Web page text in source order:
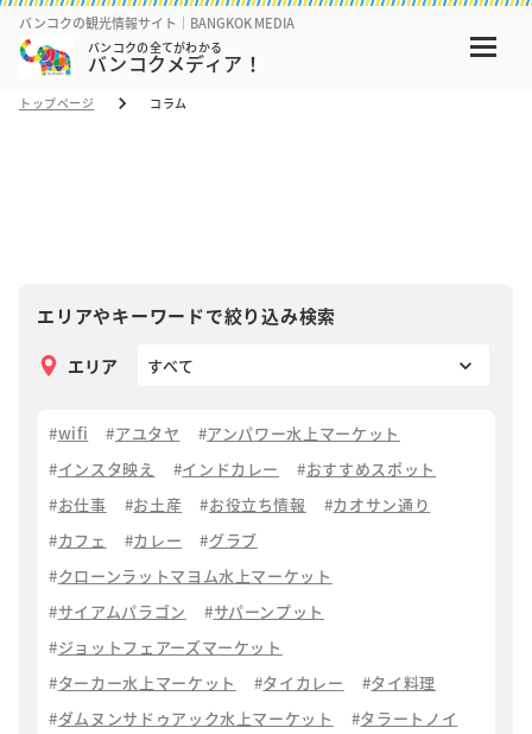
バンコクの観光情報サイト｜BANGKOK MEDIA
バンコクの全てがわかる
バンコクメディア！
トップページ コラム
エリアやキーワードで絞り込み検索
エリア
wifi アユタヤ
アンパワー水上マーケット
インスタ映え
インドカレー
おすすめスポット
お仕事
お土産 お役立ち情報
カオサン通り
カフェ
カレー
グラブ
クローンラットマヨム水上マーケット
サイアムパラゴン
サパーンプット
ジョットフェアーズマーケット
ターカー水上マーケット
タイカレー
タイ料理
ダムヌンサドゥアック水上マーケット
タラートノイ